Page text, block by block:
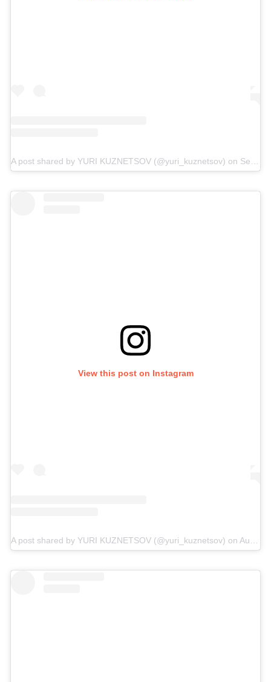
A post shared by YURI KUZNETSOV (@yuri_kuznetsov) on Sep 12, 2019 at 8:49am PDT
View this post on Instagram
A post shared by YURI KUZNETSOV (@yuri_kuznetsov) on Aug 29, 2019 at 7:35am PDT